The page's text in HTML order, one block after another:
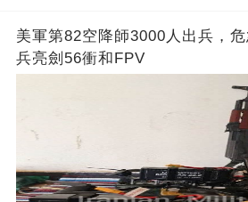
美軍第82空降師3000人出兵，
兵亮劍56衝和FPV